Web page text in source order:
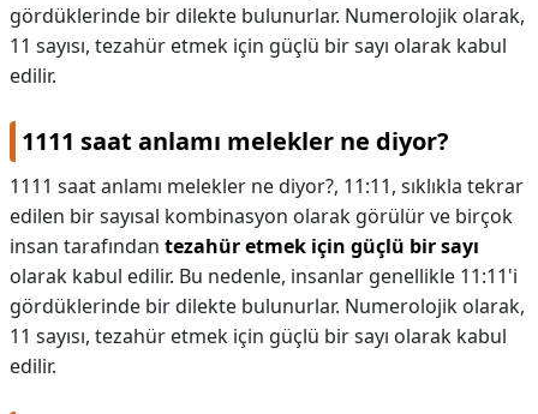
gördüklerinde bir dilekte bulunurlar. Numerolojik olarak,
11 sayısı, tezahür etmek için güçlü bir sayı olarak kabul
edilir.
1111 saat anlamı melekler ne diyor?
1111 saat anlamı melekler ne diyor?, 11:11, sıklıkla tekrar
edilen bir sayısal kombinasyon olarak görülür ve birçok
insan tarafından tezahür etmek için güçlü bir sayı
olarak kabul edilir. Bu nedenle, insanlar genellikle 11:11'i
gördüklerinde bir dilekte bulunurlar. Numerolojik olarak,
11 sayısı, tezahür etmek için güçlü bir sayı olarak kabul
edilir.